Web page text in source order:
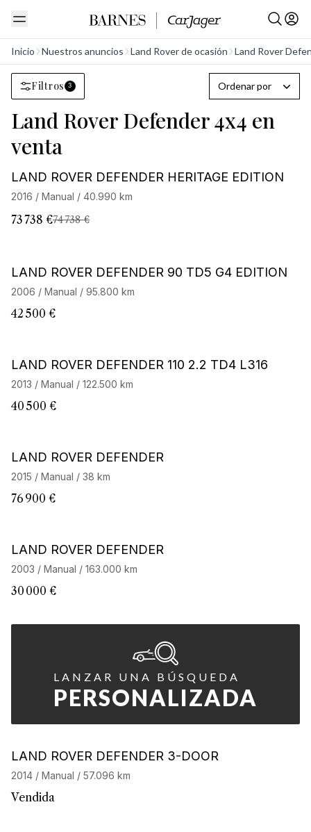
Inicio Nuestros anuncios Land Rover de ocasión Land Rover
Filtros 3 Ordenar por
Land Rover Defender 4x4 en
venta
LAND ROVER DEFENDER HERITAGE EDITION
2016 / Manual / 40.990 km
73 738 €74 738 €
LAND ROVER DEFENDER 90 TD5 G4 EDITION
2006 / Manual / 95.800 km
42 500 €
LAND ROVER DEFENDER 110 2.2 TD4 L316
2013 / Manual / 122.500 km
40 500 €
LAND ROVER DEFENDER
2015 / Manual / 38 km
76 900 €
LAND ROVER DEFENDER
2003 / Manual / 163.000 km
30 000 €
LANZAR UNA BÚSQUEDA
PERSONALIZADA
LAND ROVER DEFENDER 3-DOOR
2014 / Manual / 57.096 km
Vendida